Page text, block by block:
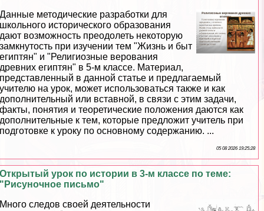
Данные методические разработки для
школьного исторического образования
дают возможность преодолеть некоторую
замкнутость при изучении тем "Жизнь и быт
египтян" и "Религиозные верования
древних египтян" в 5-м классе. Материал,
представленный в данной статье и предлагаемый
учителю на урок, может использоваться также и как
дополнительный или вставной, в связи с этим задачи,
факты, понятия и теоретические положения даются как
дополнительные к тем, которые предложит учитель при
подготовке к уроку по основному содержанию. ...
05 08 2026 19:25:28
Открытый урок по истории в 3-м классе по теме:
"Рисуночное письмо"
Много следов своей деятельности